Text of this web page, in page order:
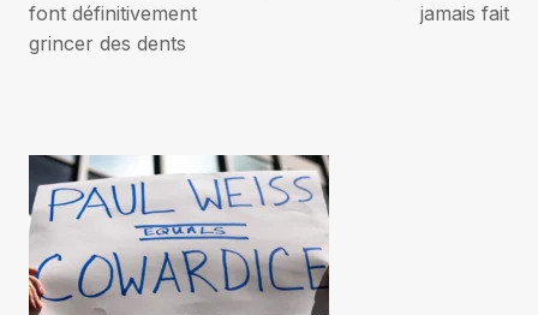
font définitivement
grincer des dents
jamais fait